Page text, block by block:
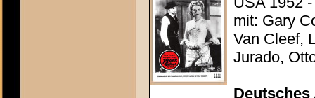
mit: Gary
Van Cleef,
Jurado,
Deutsches